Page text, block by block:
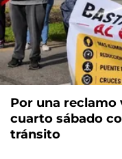
Por una
cuarto sábado
tránsito